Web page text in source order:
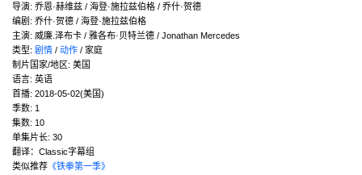
导演: 乔恩·赫维兹 / 海登·施拉兹伯格 / 乔什·贺德
编剧 : 乔什·贺德 / 海登·施拉兹伯格
主演: 威廉.泽布卡 / 雅各布·贝特兰德 / Jonathan Mercedes
类型: 剧情 / 动作 / 家庭
制片国家/地区: 美国
语言: 英语
首播: 2018-05-02(美国)
季数: 1
集数: 10
单集片长: 30
翻译：Classic字幕组
类似推荐 《铁拳第一季》